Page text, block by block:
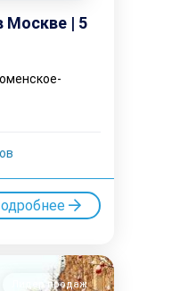
Москве | 5
Лидер продаж